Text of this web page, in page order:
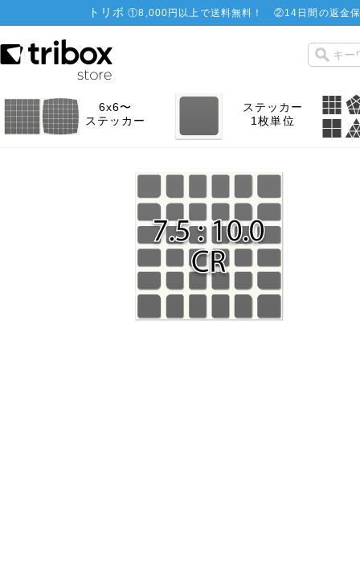
トリボ ①8,000円以上で送料無料！ ②14日間の返金
6x6〜
ステッカー
ステッカー
1枚単位